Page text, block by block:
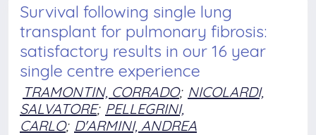
Survival following single lung
transplant for pulmonary fibrosis:
satisfactory results in our 16 year
single centre experience
TRAMONTIN, CORRADO; NICOLARDI,
SALVATORE; PELLEGRINI,
CARLO; D'ARMINI, ANDREA